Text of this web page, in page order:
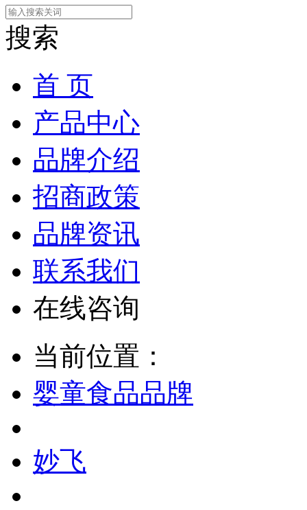
搜索
首 页
产品中心
品牌介绍
招商政策
品牌资讯
联系我们
在线咨询
当前位置：
婴童食品品牌
妙飞